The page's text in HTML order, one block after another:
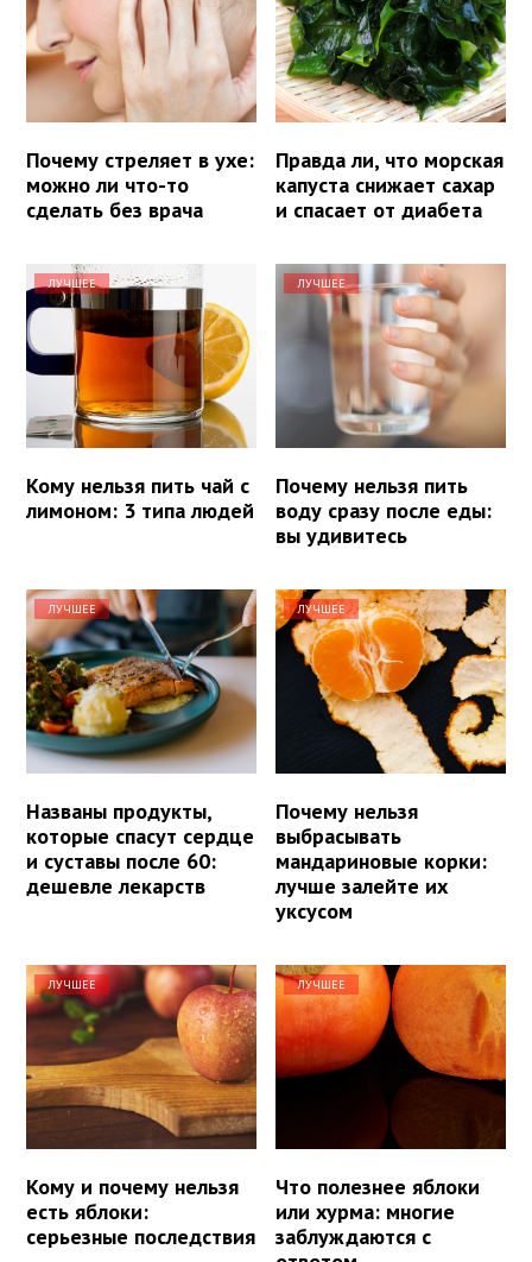
Почему стреляет в ухе:
можно ли что-то
сделать без врача
Правда ли, что морская
капуста снижает сахар
и спасает от диабета
ЛУЧШЕЕ
Кому нельзя пить чай с
лимоном: 3 типа людей
ЛУЧШЕЕ
Почему нельзя пить
воду сразу после еды:
вы удивитесь
ЛУЧШЕЕ
Названы продукты,
которые спасут сердце
и суставы после 60:
дешевле лекарств
ЛУЧШЕЕ
Почему нельзя
выбрасывать
мандариновые корки:
лучше залейте их
уксусом
ЛУЧШЕЕ
Кому и почему нельзя
есть яблоки:
серьезные последствия
ЛУЧШЕЕ
Что полезнее яблоки
или хурма: многие
заблуждаются с